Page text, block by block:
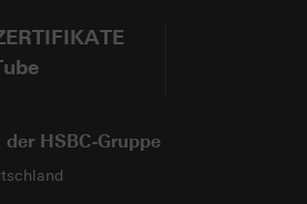
HSBC-Gruppe